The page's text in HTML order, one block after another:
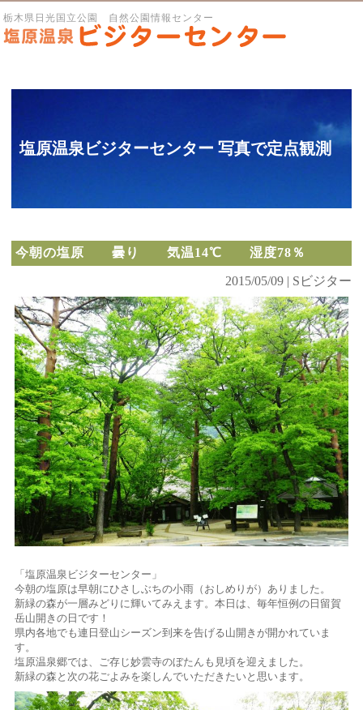
栃木県日光国立公園 自然公園情報センター
塩原温泉ビジターセンター 写真で定点観測
今朝の塩原 曇り 気温14℃ 湿度78％
2015/05/09 | Sビジター
「塩原温泉ビジターセンター」
今朝の塩原は早朝にひさしぶちの小雨（おしめりが）ありました。
新緑の森が一層みどりに輝いてみえます。本日は、毎年恒例の日留賀
岳山開きの日です！
県内各地でも連日登山シーズン到来を告げる山開きが開かれていま
す。
塩原温泉郷では、ご存じ妙雲寺のぼたんも見頃を迎えました。
新緑の森と次の花ごよみを楽しんでいただきたいと思います。